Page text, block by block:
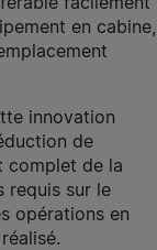
en cabine,
innovation
de
complet de la
requis sur le
opérations en